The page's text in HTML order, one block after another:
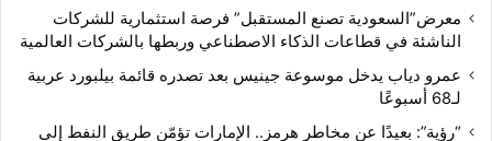
معرض”السعودية تصنع المستقبل” فرصة استثمارية للشركات
الناشئة في قطاعات الذكاء الاصطناعي وربطها بالشركات العالمية
عمرو دياب يدخل موسوعة جينيس بعد تصدره قائمة بيلبورد عربية
لـ68 أسبوعًا
“رؤية”: بعيدًا عن مخاطر هرمز.. الإمارات تؤمّن طريق النفط إلى